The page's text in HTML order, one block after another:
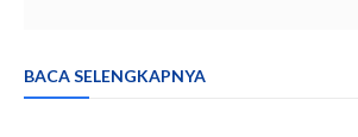
BACA SELENGKAPNYA